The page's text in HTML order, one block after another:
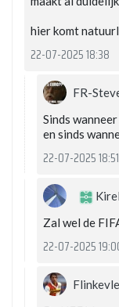
hier komt
22-07-2025 18:38
FR-
Sinds
en sinds
22-07-2025 18:51
Zal wel de
22-07-2025